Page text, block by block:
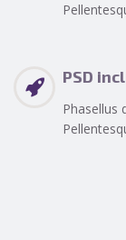
PSD
Phasellus